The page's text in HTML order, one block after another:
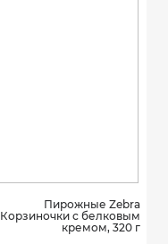
Пирожные Zebra
Корзиночки с белковым
кремом, 320 г